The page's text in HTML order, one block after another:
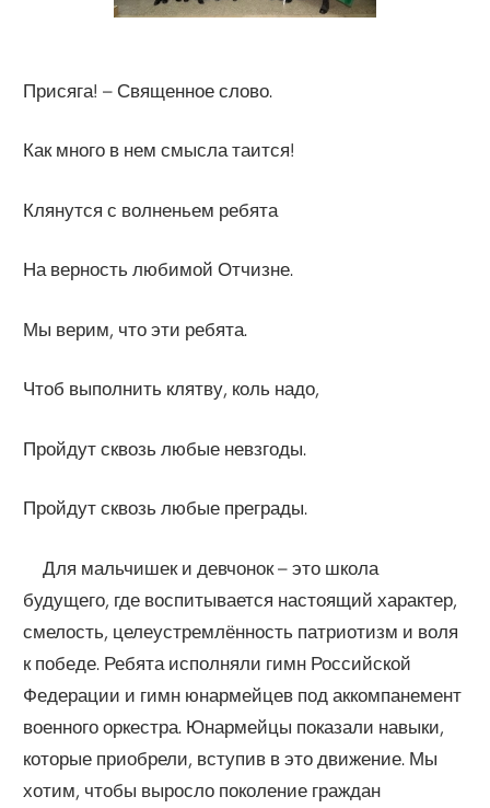
Присяга! – Священное слово.
Как много в нем смысла таится!
Клянутся с волненьем ребята
На верность любимой Отчизне.
Мы верим, что эти ребята.
Чтоб выполнить клятву, коль надо,
Пройдут сквозь любые невзгоды.
Пройдут сквозь любые преграды.
Для мальчишек и девчонок – это школа
будущего, где воспитывается настоящий характер,
смелость, целеустремлённость патриотизм и воля
к победе. Ребята исполняли гимн Российской
Федерации и гимн юнармейцев под аккомпанемент
военного оркестра. Юнармейцы показали навыки,
которые приобрели, вступив в это движение. Мы
хотим, чтобы выросло поколение граждан